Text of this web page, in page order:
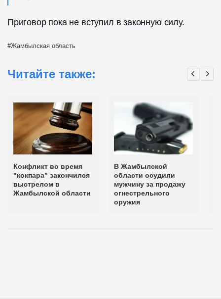
Приговор пока не вступил в законную силу.
Жамбылская область
Читайте также:
Конфликт во время
"кокпара" закончился
выстрелом в
Жамбылской области
В Жамбылской
области осудили
мужчину за продажу
огнестрельного
оружия